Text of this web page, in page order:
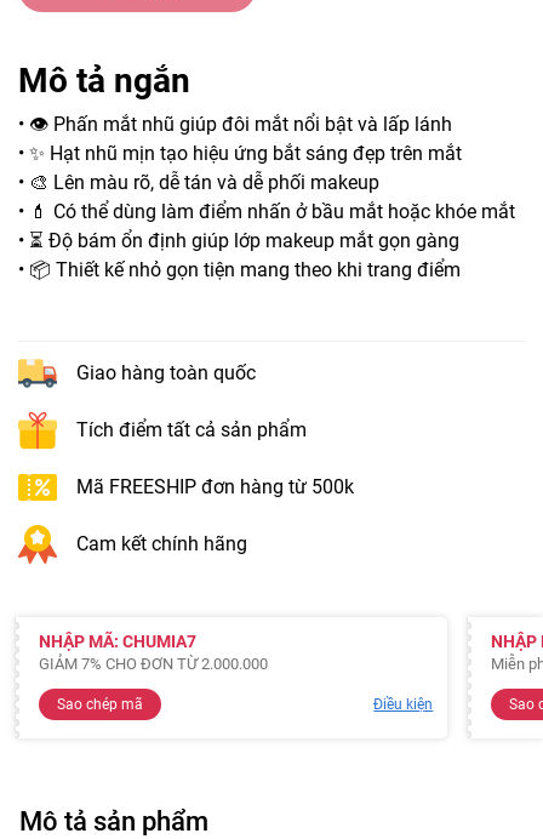
Mô tả ngắn
• 👁️ Phấn mắt nhũ giúp đôi mắt nổi bật và lấp lánh
• ✨ Hạt nhũ mịn tạo hiệu ứng bắt sáng đẹp trên mắt
• 🎨 Lên màu rõ, dễ tán và dễ phối makeup
• 💄 Có thể dùng làm điểm nhấn ở bầu mắt hoặc khóe mắt
• ⏳ Độ bám ổn định giúp lớp makeup mắt gọn gàng
• 📦 Thiết kế nhỏ gọn tiện mang theo khi trang điểm
Giao hàng toàn quốc
Tích điểm tất cả sản phẩm
Mã FREESHIP đơn hàng từ 500k
Cam kết chính hãng
NHẬP MÃ: CHUMIA7
GIẢM 7% CHO ĐƠN TỪ 2.000.000
Sao chép mã Điều kiện
NHẬP
Miễn
Sao
Mô tả sản phẩm